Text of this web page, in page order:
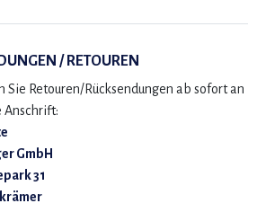
/ RETOUREN
Sie Retouren/Rücksendungen ab sofort an
Anschrift:
GmbH
31